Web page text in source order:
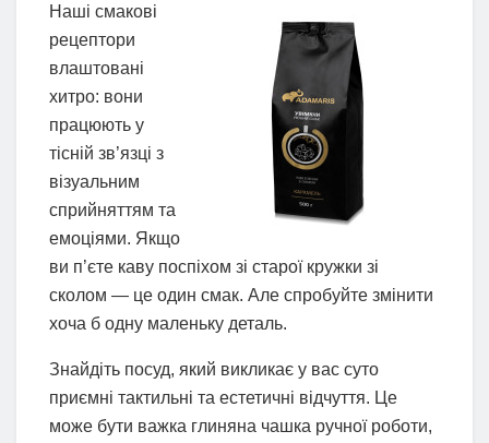
Наші смакові
рецептори
влаштовані
хитро: вони
працюють у
тісній зв’язці з
візуальним
сприйняттям та
емоціями. Якщо
ви п’єте каву поспіхом зі старої кружки зі
сколом — це один смак. Але спробуйте змінити
хоча б одну маленьку деталь.
Знайдіть посуд, який викликає у вас суто
приємні тактильні та естетичні відчуття. Це
може бути важка глиняна чашка ручної роботи,